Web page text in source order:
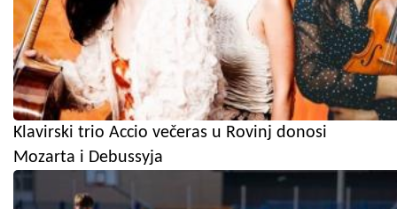
Klavirski trio Accio večeras u Rovinj donosi
Mozarta i Debussyja